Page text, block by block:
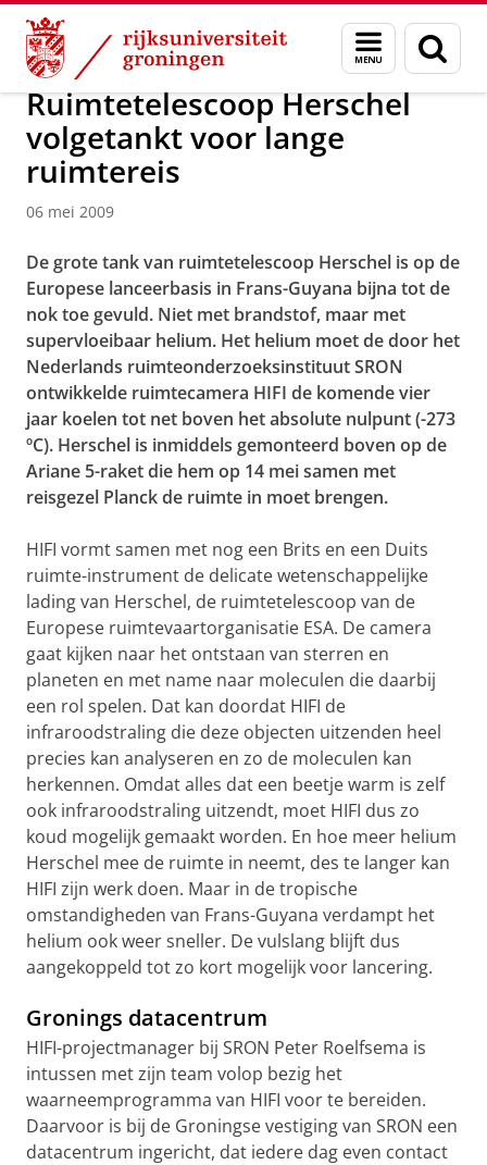
Skip
Content
Skip
Navigation
Menu
en
zoeken
Over ons Faculty of Science and Engineering Nieuws
Ruimtetelescoop Herschel
volgetankt voor lange
ruimtereis
06 mei 2009
De grote tank van ruimtetelescoop Herschel is op de
Europese lanceerbasis in Frans-Guyana bijna tot de
nok toe gevuld. Niet met brandstof, maar met
supervloeibaar helium. Het helium moet de door het
Nederlands ruimteonderzoeksinstituut SRON
ontwikkelde ruimtecamera HIFI de komende vier
jaar koelen tot net boven het absolute nulpunt (-273
ºC). Herschel is inmiddels gemonteerd boven op de
Ariane 5-raket die hem op 14 mei samen met
reisgezel Planck de ruimte in moet brengen.
HIFI vormt samen met nog een Brits en een Duits
ruimte-instrument de delicate wetenschappelijke
lading van Herschel, de ruimtetelescoop van de
Europese ruimtevaartorganisatie ESA. De camera
gaat kijken naar het ontstaan van sterren en
planeten en met name naar moleculen die daarbij
een rol spelen. Dat kan doordat HIFI de
infraroodstraling die deze objecten uitzenden heel
precies kan analyseren en zo de moleculen kan
herkennen. Omdat alles dat een beetje warm is zelf
ook infraroodstraling uitzendt, moet HIFI dus zo
koud mogelijk gemaakt worden. En hoe meer helium
Herschel mee de ruimte in neemt, des te langer kan
HIFI zijn werk doen. Maar in de tropische
omstandigheden van Frans-Guyana verdampt het
helium ook weer sneller. De vulslang blijft dus
aangekoppeld tot zo kort mogelijk voor lancering.
Gronings datacentrum
HIFI-projectmanager bij SRON Peter Roelfsema is
intussen met zijn team volop bezig het
waarneemprogramma van HIFI voor te bereiden.
Daarvoor is bij de Groningse vestiging van SRON een
datacentrum ingericht, dat iedere dag even contact